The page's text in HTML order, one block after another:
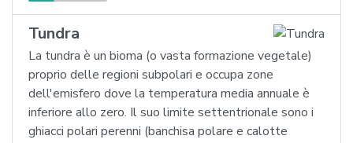
Tundra
La tundra è un bioma (o vasta formazione vegetale)
proprio delle regioni subpolari e occupa zone
dell'emisfero dove la temperatura media annuale è
inferiore allo zero. Il suo limite settentrionale sono i
ghiacci polari perenni (banchisa polare e calotte